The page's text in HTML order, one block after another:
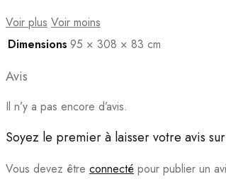
Voir plus Voir moins
Dimensions 95 × 308 × 83 cm
Avis
Il n’y a pas encore d’avis.
Soyez le premier à laisser votre avis
Vous devez être connecté pour publier un